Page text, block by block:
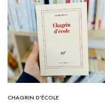
CHAGRIN D’ÉCOLE